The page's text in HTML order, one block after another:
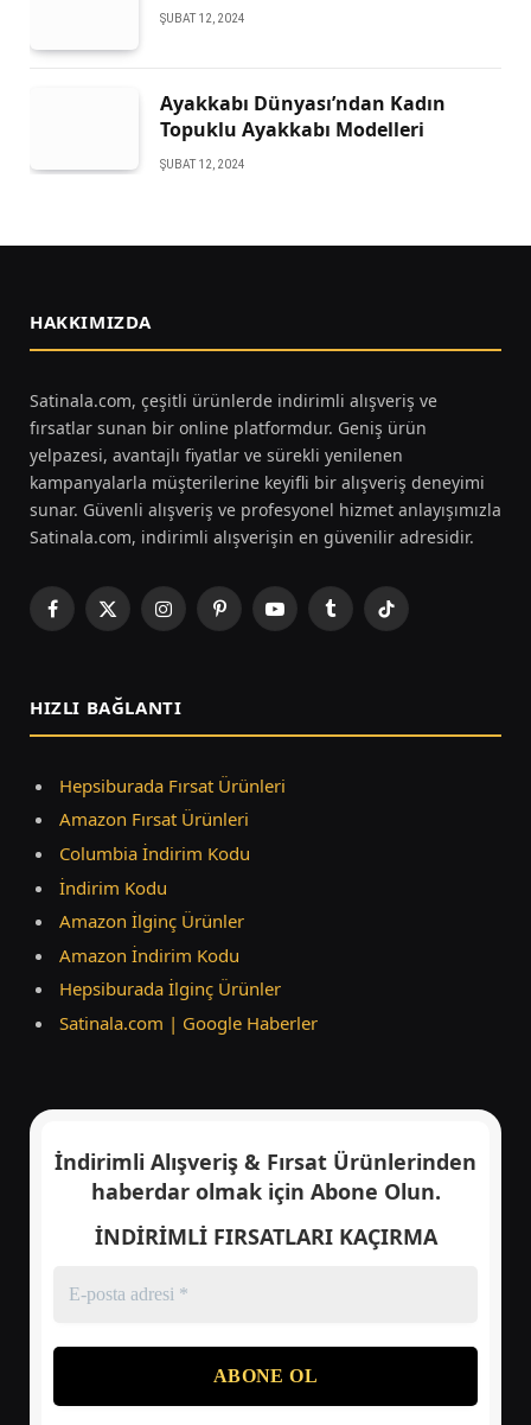
ŞUBAT 12, 2024
Ayakkabı Dünyası’ndan Kadın
Topuklu Ayakkabı Modelleri
ŞUBAT 12, 2024
HAKKIMIZDA
Satinala.com, çeşitli ürünlerde indirimli alışveriş ve
fırsatlar sunan bir online platformdur. Geniş ürün
yelpazesi, avantajlı fiyatlar ve sürekli yenilenen
kampanyalarla müşterilerine keyifli bir alışveriş deneyimi
sunar. Güvenli alışveriş ve profesyonel hizmet anlayışımızla
Satinala.com, indirimli alışverişin en güvenilir adresidir.
Facebook
X
InstagramPinterestYouTubeTumblrTikTok
HIZLI BAĞLANTI
Hepsiburada Fırsat Ürünleri
Amazon Fırsat Ürünleri
Columbia İndirim Kodu
İndirim Kodu
Amazon İlginç Ürünler
Amazon İndirim Kodu
Hepsiburada İlginç Ürünler
Satinala.com | Google Haberler
İndirimli Alışveriş & Fırsat Ürünlerinden
haberdar olmak için Abone Olun.
İNDİRİMLİ FIRSATLARI KAÇIRMA